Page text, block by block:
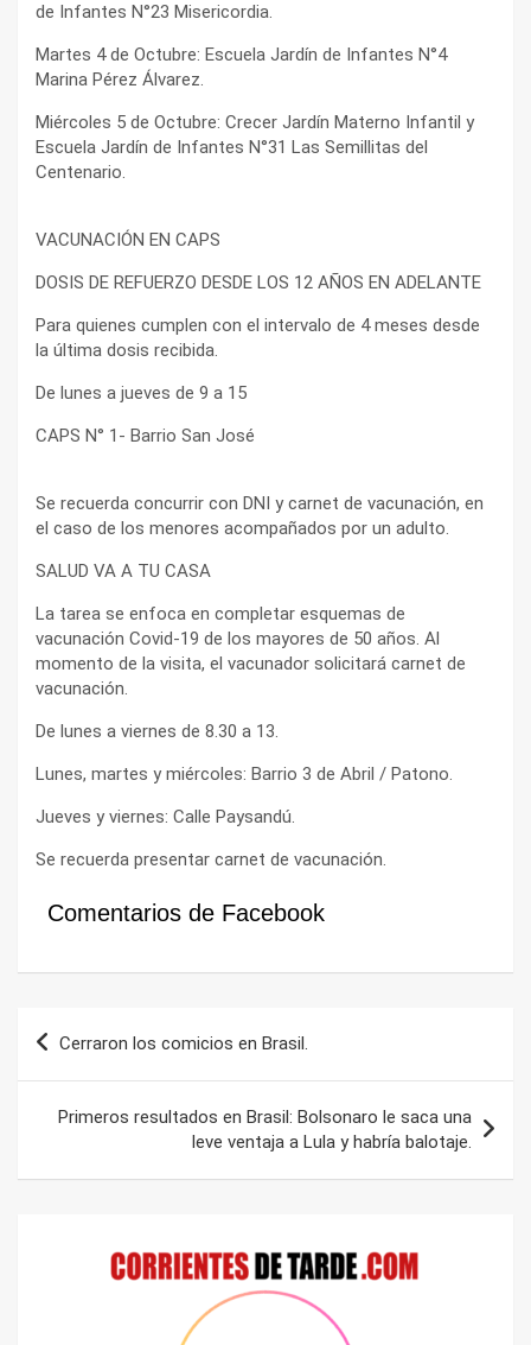
de Infantes N°23 Misericordia.
Martes 4 de Octubre: Escuela Jardín de Infantes N°4
Marina Pérez Álvarez.
Miércoles 5 de Octubre: Crecer Jardín Materno Infantil y
Escuela Jardín de Infantes N°31 Las Semillitas del
Centenario.
VACUNACIÓN EN CAPS
DOSIS DE REFUERZO DESDE LOS 12 AÑOS EN ADELANTE
Para quienes cumplen con el intervalo de 4 meses desde
la última dosis recibida.
De lunes a jueves de 9 a 15
CAPS N° 1- Barrio San José
Se recuerda concurrir con DNI y carnet de vacunación, en
el caso de los menores acompañados por un adulto.
SALUD VA A TU CASA
La tarea se enfoca en completar esquemas de
vacunación Covid-19 de los mayores de 50 años. Al
momento de la visita, el vacunador solicitará carnet de
vacunación.
De lunes a viernes de 8.30 a 13.
Lunes, martes y miércoles: Barrio 3 de Abril / Patono.
Jueves y viernes: Calle Paysandú.
Se recuerda presentar carnet de vacunación.
Comentarios de Facebook
Navegación
Cerraron los comicios en Brasil.
Primeros resultados en Brasil: Bolsonaro le saca una
leve ventaja a Lula y habría balotaje.